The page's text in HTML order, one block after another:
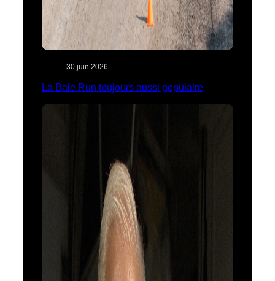
30 juin 2026
La Baie Run toujours aussi populaire